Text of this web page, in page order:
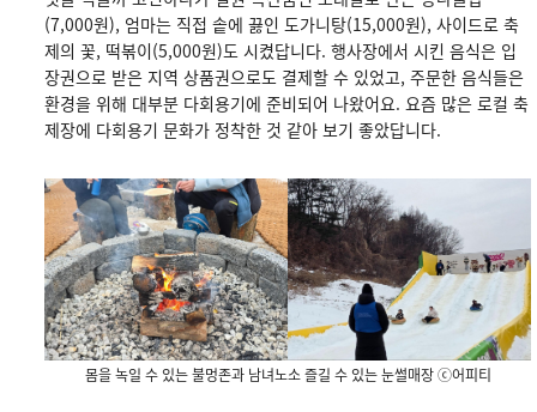
(7,000원), 엄마는 직접 솥에 끓인 도가니탕(15,000원), 사이드로 축
제의 꽃, 떡볶이(5,000원)도 시켰답니다. 행사장에서 시킨 음식은 입
장권으로 받은 지역 상품권으로도 결제할 수 있었고, 주문한 음식들은
환경을 위해 대부분 다회용기에 준비되어 나왔어요. 요즘 많은 로컬 축
제장에 다회용기 문화가 정착한 것 같아 보기 좋았답니다.
몸을 녹일 수 있는 불멍존과 남녀노소 즐길 수 있는 눈썰매장 ⓒ어피티